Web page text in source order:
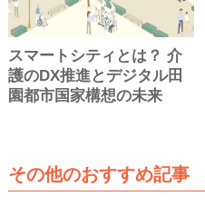
スマートシティとは？ 介
護のDX推進とデジタル田
園都市国家構想の未来
その他のおすすめ記事